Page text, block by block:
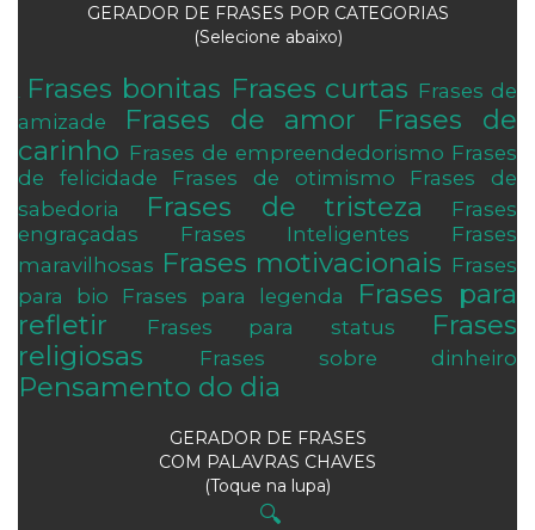
GERADOR DE FRASES POR CATEGORIAS
(Selecione abaixo)
Frases bonitas Frases curtas Frases de
amizade
Frases de amor
Frases de
carinho Frases de empreendedorismo Frases
de felicidade
Frases de otimismo
Frases de
sabedoria
Frases de tristeza
Frases
engraçadas
Frases Inteligentes
Frases
maravilhosas Frases motivacionais Frases
para bio
Frases para legenda
Frases para
refletir
Frases para status
Frases
religiosas
Frases sobre dinheiro
Pensamento do dia
GERADOR DE FRASES
COM PALAVRAS CHAVES
(Toque na lupa)
🔍